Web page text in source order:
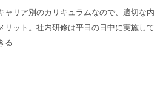
ャリア別のカリキュラムなので、適切な内
リット。社内研修は平日の日中に実施して
る